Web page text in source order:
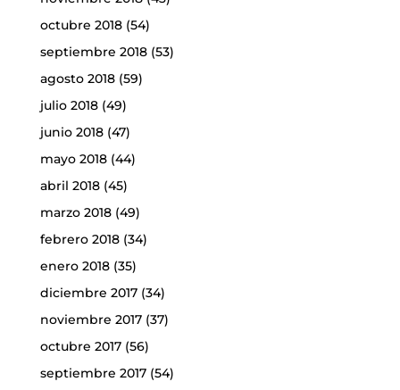
octubre 2018(54)
septiembre 2018(53)
agosto 2018(59)
julio 2018(49)
junio 2018(47)
mayo 2018(44)
abril 2018(45)
marzo 2018(49)
febrero 2018(34)
enero 2018(35)
diciembre 2017(34)
noviembre 2017(37)
octubre 2017(56)
septiembre 2017(54)